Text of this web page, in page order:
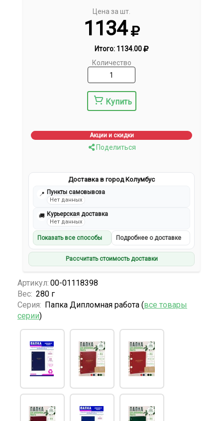
Цена за шт.
1134
Итого: 1134.00
Количество
Купить
Акции и скидки
Поделиться
Доставка в город Колумбус
📍 Пункты самовывоза
Нет данных
🚚 Курьерская доставка
Нет данных
Показать все способы Подробнее о доставке
Рассчитать стоимость доставки
Артикул: 00-01118398
Вес: 280 г
Серия: Папка Дипломная работа (все товары
серии)